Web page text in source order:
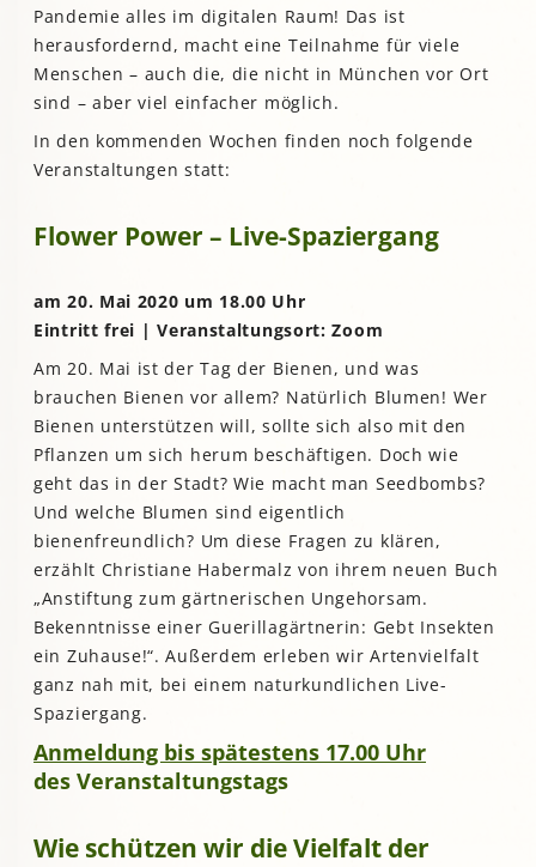
Pandemie alles im digitalen Raum! Das ist
herausfordernd, macht eine Teilnahme für viele
Menschen – auch die, die nicht in München vor Ort
sind – aber viel einfacher möglich.
In den kommenden Wochen finden noch folgende
Veranstaltungen statt:
Flower Power – Live-Spaziergang
am 20. Mai 2020 um 18.00 Uhr
Eintritt frei | Veranstaltungsort: Zoom
Am 20. Mai ist der Tag der Bienen, und was
brauchen Bienen vor allem? Natürlich Blumen! Wer
Bienen unterstützen will, sollte sich also mit den
Pflanzen um sich herum beschäftigen. Doch wie
geht das in der Stadt? Wie macht man Seedbombs?
Und welche Blumen sind eigentlich
bienenfreundlich? Um diese Fragen zu klären,
erzählt Christiane Habermalz von ihrem neuen Buch
„Anstiftung zum gärtnerischen Ungehorsam.
Bekenntnisse einer Guerillagärtnerin: Gebt Insekten
ein Zuhause!“. Außerdem erleben wir Artenvielfalt
ganz nah mit, bei einem naturkundlichen Live-
Spaziergang.
Anmeldung bis spätestens 17.00 Uhr
des Veranstaltungstags
Wie schützen wir die Vielfalt der